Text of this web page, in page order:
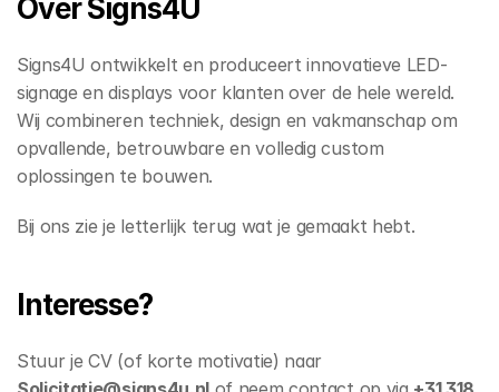
Over Signs4U
Signs4U ontwikkelt en produceert innovatieve LED-
signage en displays voor klanten over de hele wereld.
Wij combineren techniek, design en vakmanschap om
opvallende, betrouwbare en volledig custom
oplossingen te bouwen.
Bij ons zie je letterlijk terug wat je gemaakt hebt.
Interesse?